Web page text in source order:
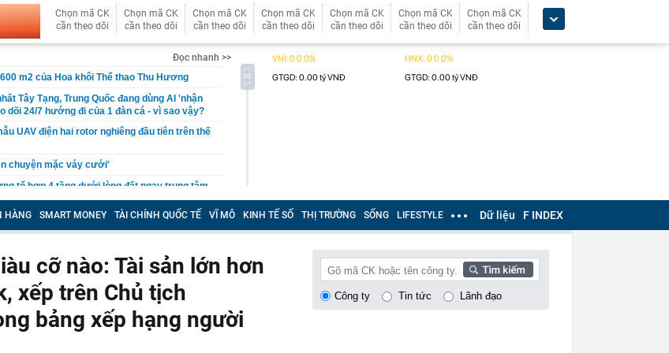
Chọn mã CK
cần theo dõi
Chọn mã CK
cần theo dõi
Chọn mã CK
cần theo dõi
Chọn mã CK
cần theo dõi
Chọn mã CK
cần theo dõi
Chọn mã CK
cần theo dõi
Chọn mã CK
cần theo dõi
Đọc nhanh >>
m2 của Hoa khôi Thể thao Thu Hương
Tây Tạng, Trung Quốc đang dùng AI 'nhận
dõi 24/7 hướng đi của 1 đàn cá - vì sao vậy?
UAV điện hai rotor nghiêng đầu tiên trên thế
chuyện mặc váy cưới'
tổ hợp 4 tầng dưới lòng đất ngay trung tâm
Việt Nam
ra được vị này": Quán phở chả nướng than
dùng từ 15kg xương với mía, bát chỉ 35.000
có BHYT có thêm quyền lợi mới
Cơ hội tích lũy cổ phiếu dài hạn có
mã nào cũng dễ "xuống tiền"
hoàn thiện điều kiện khởi công 6 dự án lớn
HÀNG SMART MONEY TÀI CHÍNH QUỐC TẾ VĨ MÔ KINH TẾ SỐ THỊ TRƯỜNG SỐNG LIFESTYLE Dữ liệu F INDEX
cỡ nào: Tài sản lớn hơn
xếp trên Chủ tịch
bảng xếp hạng người
Công ty Tin tức Lãnh đạo